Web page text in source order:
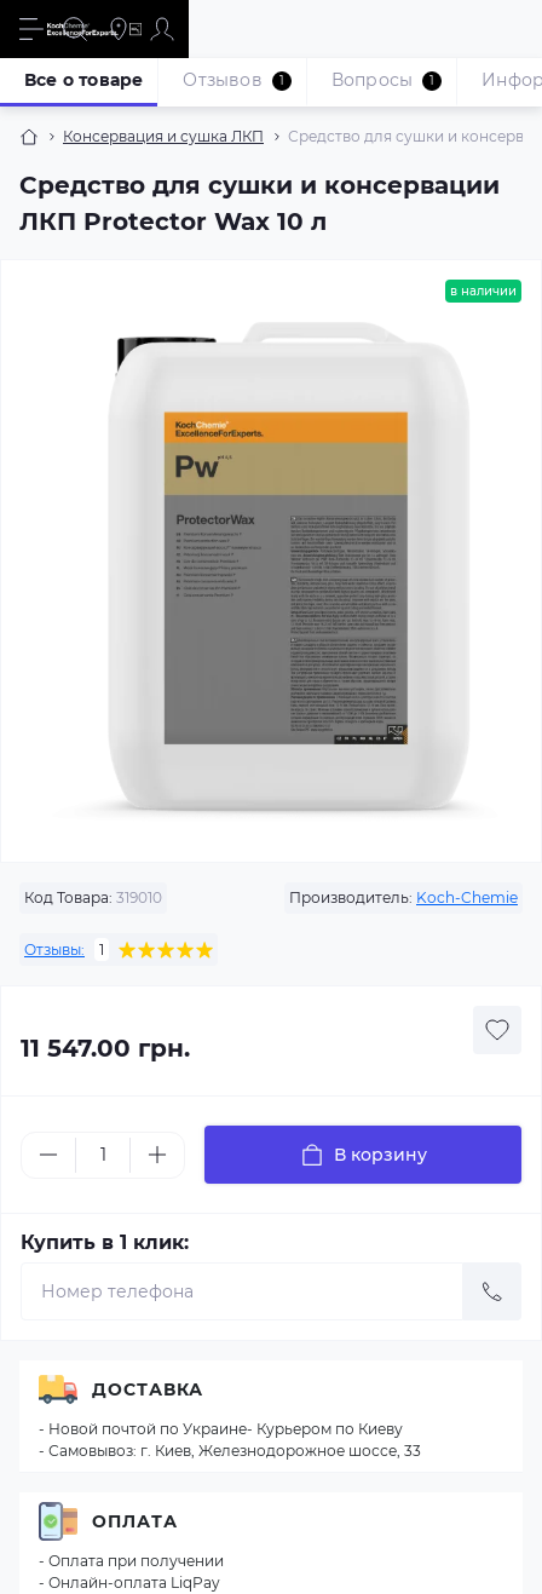
Консервация и сушка ЛКП Средство для сушки и
Средство для сушки и консервации
ЛКП Protector Wax 10 л
Все о товаре Отзывов 1 Вопросы 1
в наличии
Код Товара: 319010 Производитель: Koch-Chemie
Отзывы: 1
11 547.00 грн.
В корзину
Купить в 1 клик:
ДОСТАВКА
- Новой почтой по Украине- Курьером по Киеву
- Самовывоз: г. Киев, Железнодорожное шоссе, 33
ОПЛАТА
- Оплата при получении
- Онлайн-оплата LiqPay